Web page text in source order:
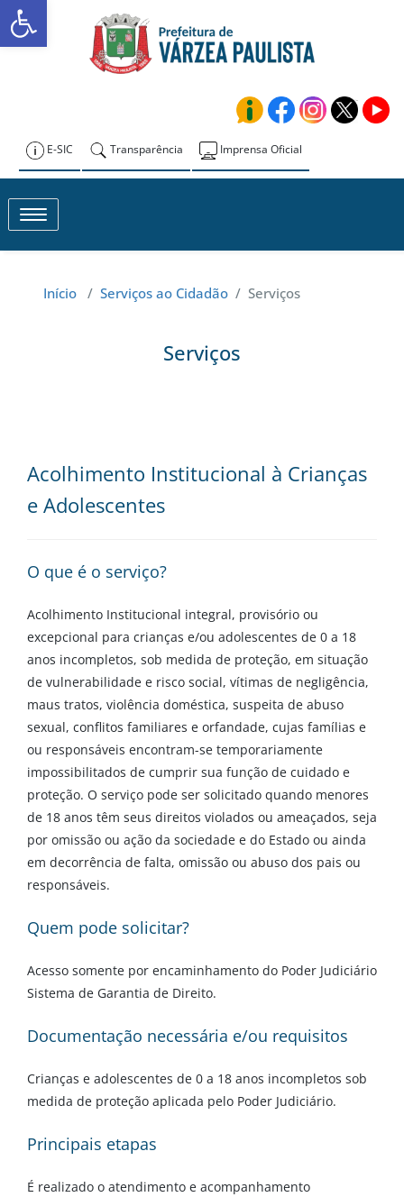
Skip
to
Prefeitura de
E-SIC Transparência Imprensa Oficial
Toggle navigation
Início / Serviços ao Cidadão / Serviços
Serviços
Acolhimento Institucional à Crianças
e Adolescentes
O que é o serviço?
Acolhimento Institucional integral, provisório ou
excepcional para crianças e/ou adolescentes de 0 a 18
anos incompletos, sob medida de proteção, em situação
de vulnerabilidade e risco social, vítimas de negligência,
maus tratos, violência doméstica, suspeita de abuso
sexual, conflitos familiares e orfandade, cujas famílias e
ou responsáveis encontram-se temporariamente
impossibilitados de cumprir sua função de cuidado e
proteção. O serviço pode ser solicitado quando menores
de 18 anos têm seus direitos violados ou ameaçados, seja
por omissão ou ação da sociedade e do Estado ou ainda
em decorrência de falta, omissão ou abuso dos pais ou
responsáveis.
Quem pode solicitar?
Acesso somente por encaminhamento do Poder Judiciário
Sistema de Garantia de Direito.
Documentação necessária e/ou requisitos
Crianças e adolescentes de 0 a 18 anos incompletos sob
medida de proteção aplicada pelo Poder Judiciário.
Principais etapas
É realizado o atendimento e acompanhamento